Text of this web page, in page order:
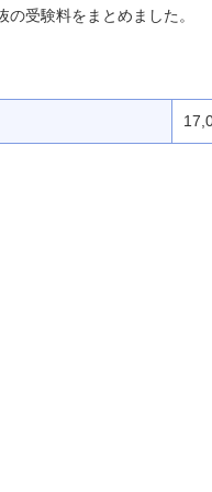
の受験料をまとめました。